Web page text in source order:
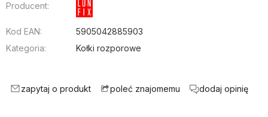
Producent:
Kod EAN:
5905042885903
Kategoria:
Kołki rozporowe
zapytaj o produkt poleć znajomemu dodaj opinię